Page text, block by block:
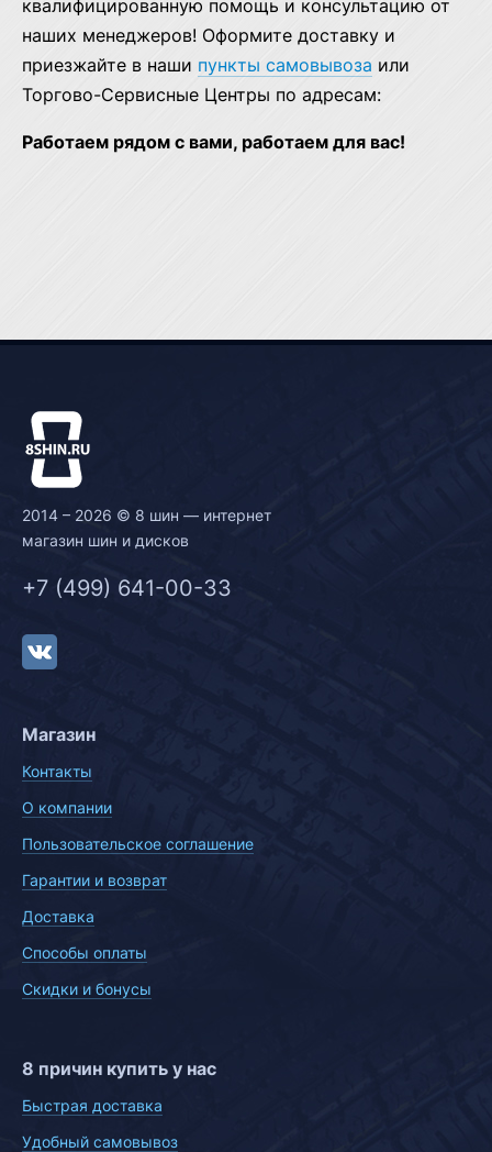
квалифицированную помощь и консультацию от
наших менеджеров! Оформите доставку и
приезжайте в наши пункты самовывоза или
Торгово-Сервисные Центры по адресам:
Работаем рядом с вами, работаем для вас!
2014 – 2026 © 8 шин — интернет
магазин шин и дисков
+7 (499) 641-00-33
Магазин
Контакты
О компании
Пользовательское соглашение
Гарантии и возврат
Доставка
Способы оплаты
Скидки и бонусы
8 причин купить у нас
Быстрая доставка
Удобный самовывоз